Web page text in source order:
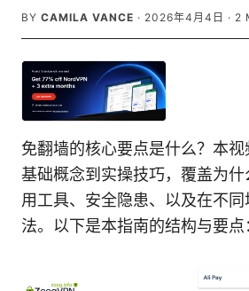
BY CAMILA VANCE · 2026年4月4日 · 2
免翻墙的核心要点是什么？本
基础概念到实操技巧，覆盖为
用工具、安全隐患、以及在不
法。以下是本指南的结构与要点